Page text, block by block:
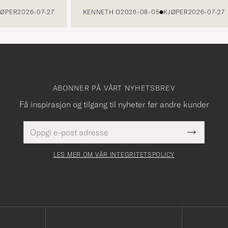
2026-07-27 KENNETH O2026-08-05 KJØPER2026-07-27
ABONNER PÅ VÅRT NYHETSBREV
Få inspirasjon og tilgang til nyheter før andre kunder
postadresse
Dette
felt
Submit
Newsletter
LES MER OM VÅR INTEGRITETSPOLICY